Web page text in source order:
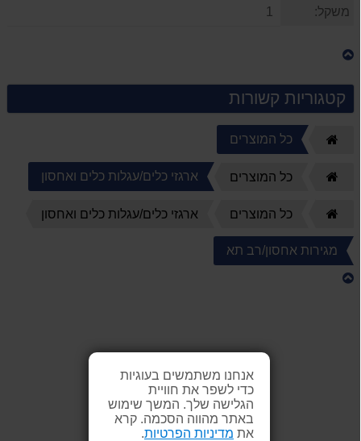
אנחנו משתמשים בעוגיות
כדי לשפר את חוויית
הגלישה שלך. המשך שימוש
באתר מהווה הסכמה. קרא
את מדיניות הפרטיות.
משקל:
קטגוריות קשורות
הבית
כל המוצרים
כל המוצרים ארגזי כלים/עגלות כלים ואחסון
כל המוצרים ארגזי כלים/עגלות כלים ואחסון
מגירות אחסון/רב תא